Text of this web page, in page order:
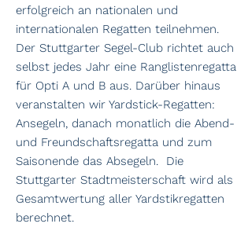
erfolgreich an nationalen und
internationalen Regatten teilnehmen.
Der Stuttgarter Segel-Club richtet auch
selbst jedes Jahr eine Ranglistenregatta
für Opti A und B aus. Darüber hinaus
veranstalten wir Yardstick-Regatten:
Ansegeln, danach monatlich die Abend-
und Freundschaftsregatta und zum
Saisonende das Absegeln. Die
Stuttgarter Stadtmeisterschaft wird als
Gesamtwertung aller Yardstikregatten
berechnet.